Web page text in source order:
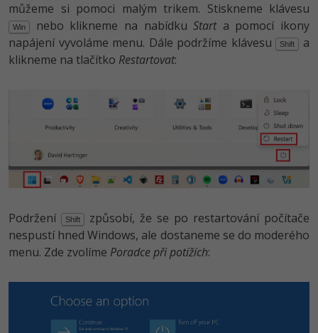
můžeme si pomoci malým trikem. Stiskneme klávesu
Win nebo klikneme na nabídkuStarta pomocí ikony
napájení vyvoláme menu. Dále podržíme klávesu Shift
a
klikneme na tlačítko Restartovat:
Podržení Shift
způsobí, že se po restartování počítače
nespustí hned Windows, ale dostaneme se do moderého
menu. Zde zvolíme Poradce při potížích: